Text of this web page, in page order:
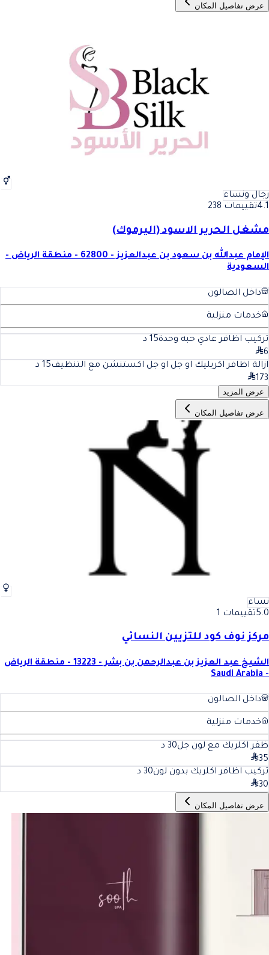
عرض تفاصيل المكان
رجال ونساء
4.1تقييمات 238
مشغل الحرير الاسود (اليرموك)
الإمام عبدالله بن سعود بن عبدالعزيز - 62800 - منطقة الرياض -
السعودية
داخل الصالون
خدمات منزلية
تركيب اظافر عادي حبه وحدة15 د
6
ازالة اظافر اكريليك او جل او جل اكستنشن مع التنظيف15 د
173
عرض المزيد
عرض تفاصيل المكان
نساء
5.0تقييمات 1
مركز نوف كود للتزيين النسائي
الشيخ عبد العزيز بن عبدالرحمن بن بشر - 13223 - منطقة الرياض
- Saudi Arabia
داخل الصالون
خدمات منزلية
ظفر اكلريك مع لون جل30 د
35
تركيب اظافر اكلريك بدون لون30 د
30
عرض تفاصيل المكان